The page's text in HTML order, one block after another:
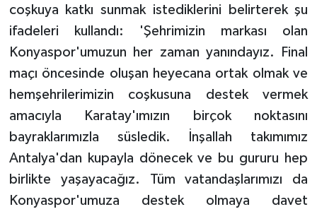
coşkuya katkı sunmak istediklerini belirterek şu
ifadeleri kullandı: 'Şehrimizin markası olan
Konyaspor'umuzun her zaman yanındayız. Final
maçı öncesinde oluşan heyecana ortak olmak ve
hemşehrilerimizin coşkusuna destek vermek
amacıyla Karatay'ımızın birçok noktasını
bayraklarımızla süsledik. İnşallah takımımız
Antalya'dan kupayla dönecek ve bu gururu hep
birlikte yaşayacağız. Tüm vatandaşlarımızı da
Konyaspor'umuza destek olmaya davet